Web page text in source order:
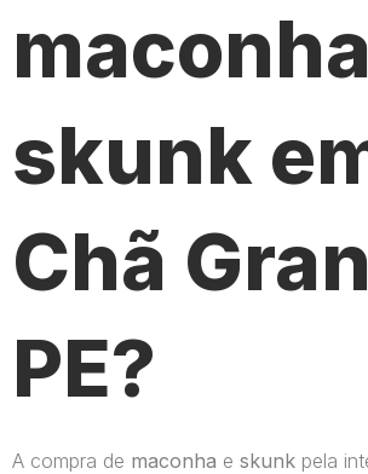
skunk
Chã
PE?
A compra de maconha e skunk pela